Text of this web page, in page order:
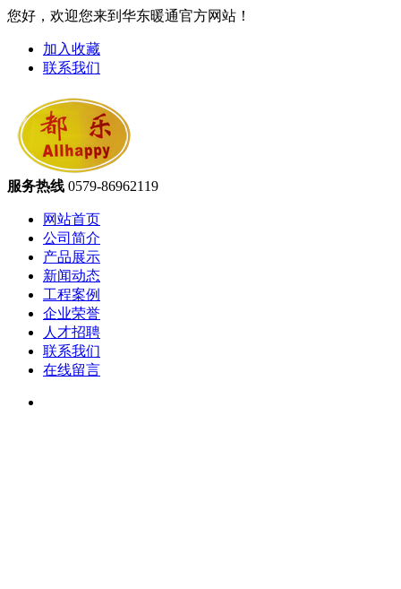
您好，欢迎您来到华东暖通官方网站！
加入收藏
联系我们
服务热线 0579-86962119
网站首页
公司简介
产品展示
新闻动态
工程案例
企业荣誉
人才招聘
联系我们
在线留言